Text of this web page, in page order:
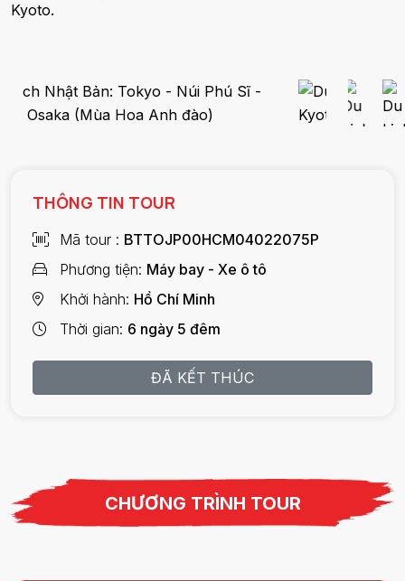
Kyoto.
THÔNG TIN TOUR
Mã tour
BTTOJP00HCM04022075P
Phương tiện Máy bay - Xe ô tô
Khởi hành Hồ Chí Minh
Thời gian 6 ngày 5 đêm
ĐÃ KẾT THÚC
CHƯƠNG TRÌNH TOUR